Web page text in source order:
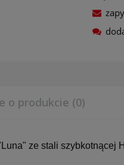
o produkcie (0)
ze stali szybkotnącej